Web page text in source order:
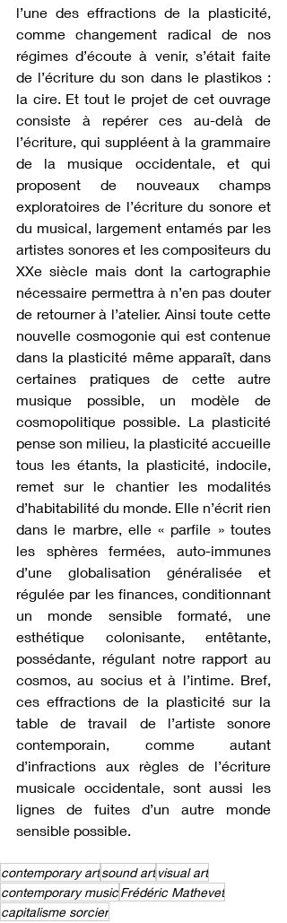
l’une des effractions de la plasticité,
comme changement radical de nos
régimes d’écoute à venir, s’était faite
de l’écriture du son dans le plastikos :
la cire. Et tout le projet de cet ouvrage
consiste à repérer ces au-delà de
l’écriture, qui suppléent à la grammaire
de la musique occidentale, et qui
proposent de nouveaux champs
exploratoires de l’écriture du sonore et
du musical, largement entamés par les
artistes sonores et les compositeurs du
XXe siècle mais dont la cartographie
nécessaire permettra à n’en pas douter
de retourner à l’atelier. Ainsi toute cette
nouvelle cosmogonie qui est contenue
dans la plasticité même apparaît, dans
certaines pratiques de cette autre
musique possible, un modèle de
cosmopolitique possible. La plasticité
pense son milieu, la plasticité accueille
tous les étants, la plasticité, indocile,
remet sur le chantier les modalités
d’habitabilité du monde. Elle n’écrit rien
dans le marbre, elle « parfile » toutes
les sphères fermées, auto-immunes
d’une globalisation généralisée et
régulée par les finances, conditionnant
un monde sensible formaté, une
esthétique colonisante, entêtante,
possédante, régulant notre rapport au
cosmos, au socius et à l’intime. Bref,
ces effractions de la plasticité sur la
table de travail de l’artiste sonore
contemporain, comme autant
d’infractions aux règles de l’écriture
musicale occidentale, sont aussi les
lignes de fuites d’un autre monde
sensible possible.
contemporary artsound art visual art
contemporary musicFrédéric Mathevet
capitalisme sorcier